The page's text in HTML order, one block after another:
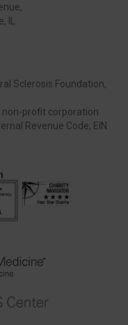
IL
Sclerosis Foundation,
non-profit corporation
Revenue Code, EIN